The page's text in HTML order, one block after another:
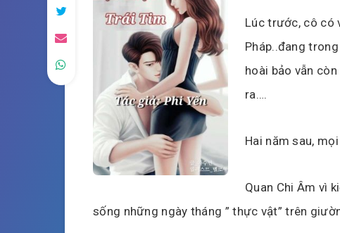
Lúc trước, cô có
Pháp..đang
hoài bảo vẫn
ra….
Hai năm sau,
Quan Chi Âm vì
sống những ngày tháng ” thực vật” trên